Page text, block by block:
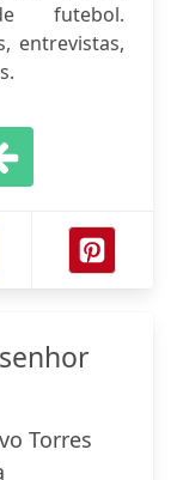
futebol.
entrevistas,
Torres